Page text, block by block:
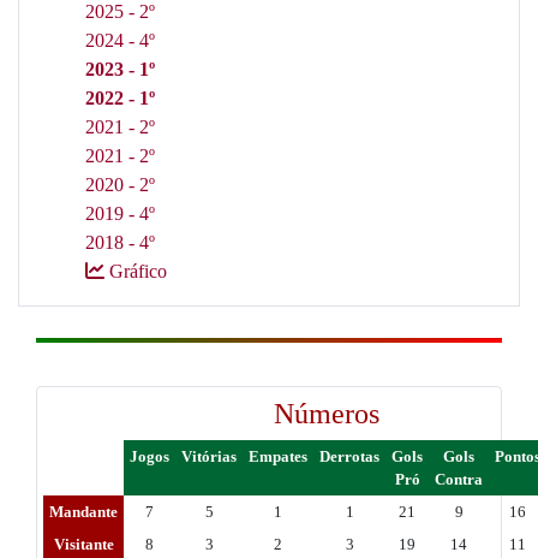
2025 - 2º
2024 - 4º
2023 - 1º
2022 - 1º
2021 - 2º
2021 - 2º
2020 - 2º
2019 - 4º
2018 - 4º
Gráfico
Números
Jogos Vitórias Empates Derrotas
Gols
Pró
Gols
Contra
Mandante 7 5 1 1 21 9
16
Visitante
8 3 2 3 19 14
11